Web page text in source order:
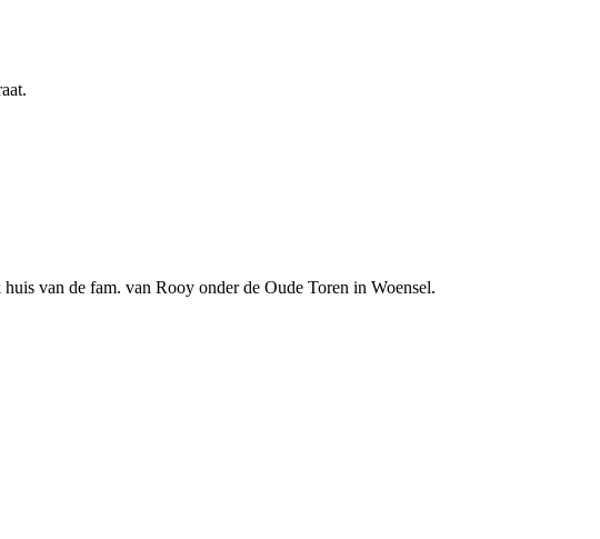
van de fam. van Rooy onder de Oude Toren in Woensel.